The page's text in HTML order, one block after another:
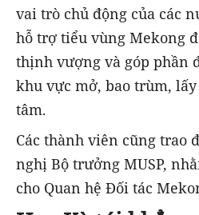
vai trò chủ động của các
hỗ trợ tiểu vùng Mekong
thịnh vượng và góp phần
khu vực mở, bao trùm,
tâm.
Các thành viên cũng trao
nghị Bộ trưởng MUSP,
cho Quan hệ Đối tác